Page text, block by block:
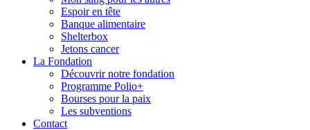
Espoir en tête
Banque alimentaire
Shelterbox
Jetons cancer
La Fondation
Découvrir notre fondation
Programme Polio+
Bourses pour la paix
Les subventions
Contact